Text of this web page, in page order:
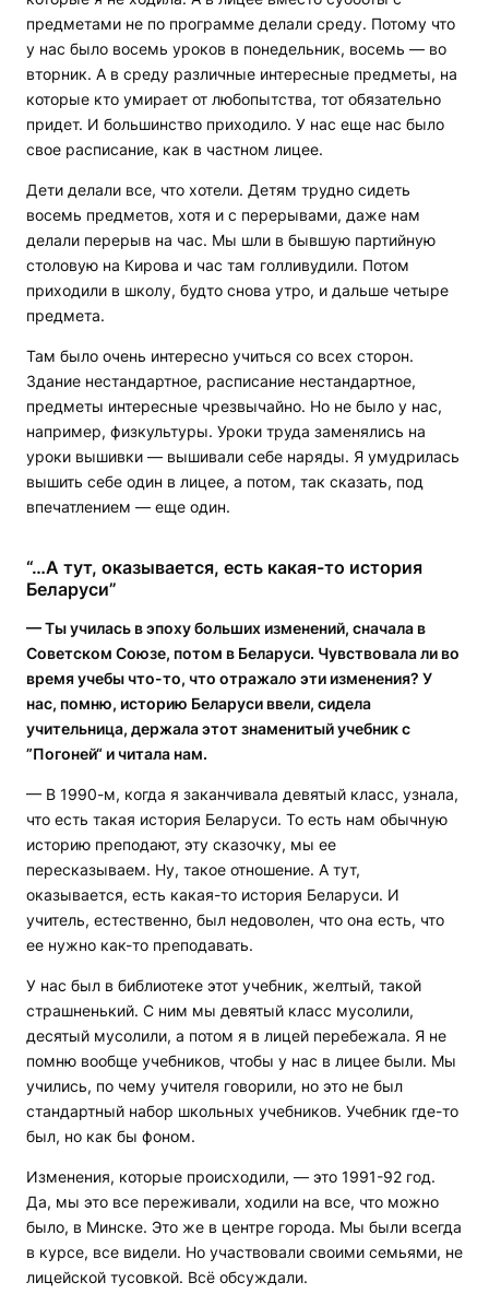
предметами не по программе делали среду. Потому что
у нас было восемь уроков в понедельник, восемь — во
вторник. А в среду различные интересные предметы, на
которые кто умирает от любопытства, тот обязательно
придет. И большинство приходило. У нас еще нас было
свое расписание, как в частном лицее.
Дети делали все, что хотели. Детям трудно сидеть
восемь предметов, хотя и с перерывами, даже нам
делали перерыв на час. Мы шли в бывшую партийную
столовую на Кирова и час там голливудили. Потом
приходили в школу, будто снова утро, и дальше четыре
предмета.
Там было очень интересно учиться со всех сторон.
Здание нестандартное, расписание нестандартное,
предметы интересные чрезвычайно. Но не было у нас,
например, физкультуры. Уроки труда заменялись на
уроки вышивки — вышивали себе наряды. Я умудрилась
вышить себе один в лицее, а потом, так сказать, под
впечатлением — еще один.
“…А тут, оказывается, есть какая-то история
Беларуси”
— Ты училась в эпоху больших изменений, сначала в
Советском Союзе, потом в Беларуси. Чувствовала ли во
время учебы что-то, что отражало эти изменения? У
нас, помню, историю Беларуси ввели, сидела
учительница, держала этот знаменитый учебник с
”Погоней“ и читала нам.
— В 1990-м, когда я заканчивала девятый класс, узнала,
что есть такая история Беларуси. То есть нам обычную
историю преподают, эту сказочку, мы ее
пересказываем. Ну, такое отношение. А тут,
оказывается, есть какая-то история Беларуси. И
учитель, естественно, был недоволен, что она есть, что
ее нужно как-то преподавать.
У нас был в библиотеке этот учебник, желтый, такой
страшненький. С ним мы девятый класс мусолили,
десятый мусолили, а потом я в лицей перебежала. Я не
помню вообще учебников, чтобы у нас в лицее были. Мы
учились, по чему учителя говорили, но это не был
стандартный набор школьных учебников. Учебник где-то
был, но как бы фоном.
Изменения, которые происходили, — это 1991-92 год.
Да, мы это все переживали, ходили на все, что можно
было, в Минске. Это же в центре города. Мы были всегда
в курсе, все видели. Но участвовали своими семьями, не
лицейской тусовкой. Всё обсуждали.